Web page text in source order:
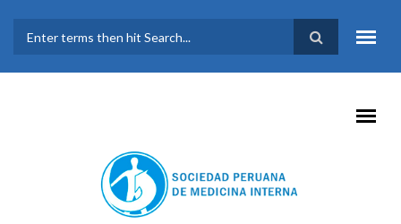
FORMULARIO DE
BÚSQUEDA